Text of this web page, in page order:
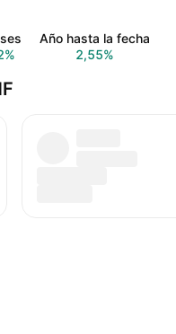
Año hasta la fecha
2,55%